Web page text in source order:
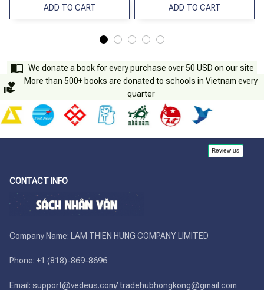
ADD TO CART ADD TO CART
We donate a book for every purchase over 50 USD on our site
More than 500+ books are donated to schools in Vietnam every
quarter
CONTACT INFO
Company Name: LAM THIEN HUNG COMPANY LIMITED
Phone: +1 (818)-869-8696
Email: support@vedeus.com/ tradehubhongkong@gmail.com